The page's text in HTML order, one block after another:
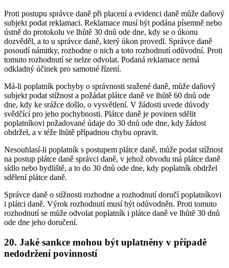
Proti postupu správce daně při placení a evidenci daně může daňový
subjekt podat reklamaci. Reklamace musí být podána písemně nebo
ústně do protokolu ve lhůtě 30 dnů ode dne, kdy se o úkonu
dozvěděl, a to u správce daně, který úkon provedl. Správce daně
posoudí námitky, rozhodne o nich a toto rozhodnutí odůvodní. Proti
tomuto rozhodnutí se nelze odvolat. Podaná reklamace nemá
odkladný účinek pro samotné řízení.
Má-li poplatník pochyby o správnosti sražené daně, může daňový
subjekt podat stížnost a požádat plátce daně ve lhůtě 60 dnů ode
dne, kdy ke srážce došlo, o vysvětlení. V žádosti uvede důvody
svědčící pro jeho pochybnosti. Plátce daně je povinen sdělit
poplatníkovi požadované údaje do 30 dnů ode dne, kdy žádost
obdržel, a v téže lhůtě případnou chybu opravit.
Nesouhlasí-li poplatník s postupem plátce daně, může podat stížnost
na postup plátce daně správci daně, v jehož obvodu má plátce daně
sídlo nebo bydliště, a to do 30 dnů ode dne, kdy poplatník obdržel
sdělení plátce daně.
Správce daně o stížnosti rozhodne a rozhodnutí doručí poplatníkovi
i plátci daně. Výrok rozhodnutí musí být odůvodněn. Proti tomuto
rozhodnutí se může odvolat poplatník i plátce daně ve lhůtě 30 dnů
ode dne jeho doručení.
20. Jaké sankce mohou být uplatněny v případě
nedodržení povinností